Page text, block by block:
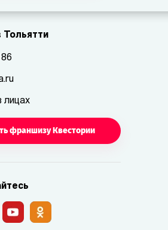
Тольятти
лицах
франшизу Квестории